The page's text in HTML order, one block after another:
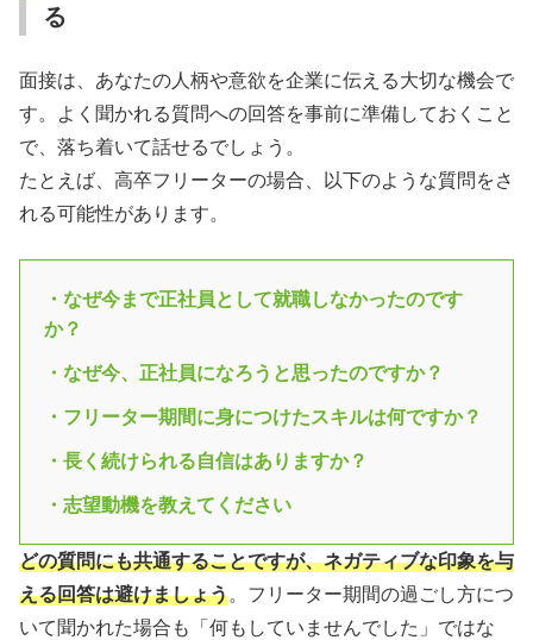
る
面接は、あなたの人柄や意欲を企業に伝える大切な機会で
す。よく聞かれる質問への回答を事前に準備しておくこと
で、落ち着いて話せるでしょう。
たとえば、高卒フリーターの場合、以下のような質問をさ
れる可能性があります。
・なぜ今まで正社員として就職しなかったのです
か？
・なぜ今、正社員になろうと思ったのですか？
・フリーター期間に身につけたスキルは何ですか？
・長く続けられる自信はありますか？
・志望動機を教えてください
どの質問にも共通することですが、ネガティブな印象を与
える回答は避けましょう。フリーター期間の過ごし方につ
いて聞かれた場合も「何もしていませんでした」ではな